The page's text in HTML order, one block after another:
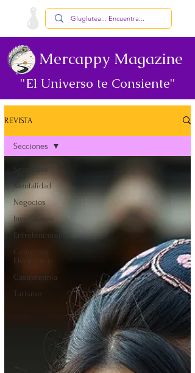
Mercappy Magazine
"El Universo te Consiente"
REVISTA
Secciones
Mentalidad
Negocios
Inversiones
Entretenimiento
Comercio
Electrónico
Gastronomía
Turismo
Secciones